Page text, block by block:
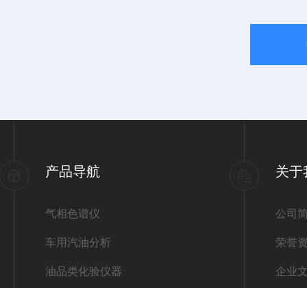
产品导航
气相色谱仪
车用汽油分析
油品类化验仪器
关于
公司
荣誉
企业